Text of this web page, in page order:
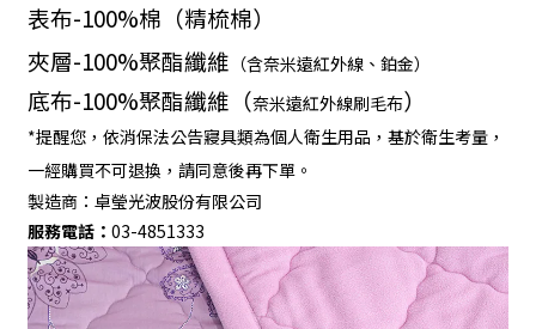
表布-100%棉（精梳棉）
夾層-100%聚酯纖維 （含奈米遠紅外線、鉑金）
底布-100%聚酯纖維（奈米遠紅外線刷毛布）
*提醒您，依消保法公告寢具類為個人衛生用品，基於衛生考量，
一經購買不可退換，請同意後再下單。
製造商： 卓瑩光波股份有限公司
服務電話： 03-4851333